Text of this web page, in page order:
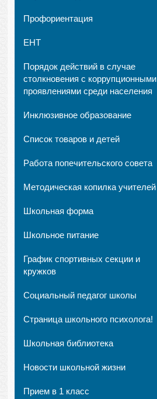
Профориентация
ЕНТ
Порядок действий в случае
столкновения с коррупционными
проявлениями среди населения
Инклюзивное образование
Список товаров и детей
Работа попечительского совета
Методическая копилка учителей
Школьная форма
Школьное питание
График спортивных секции и
кружков
Социальный педагог школы
Страница школьного психолога!
Школьная библиотека
Новости школьной жизни
Прием в 1 класс